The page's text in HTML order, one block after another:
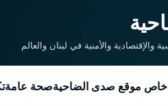
والأمنية في لبنان والعالم
خاص موقع صدى الضاحيةصحة عامة